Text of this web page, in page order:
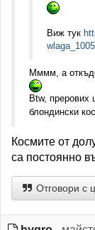
Виж тук
Мммм, а
Btw, прерових
блондински
Космите от
са постоянно
Отговори с